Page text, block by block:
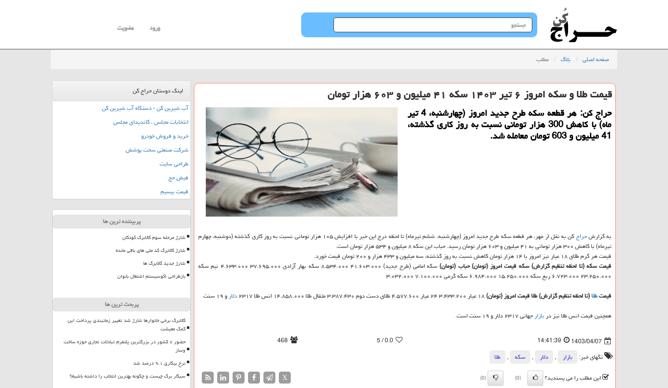
جستجو
در
ورود عضویت
صفحه اصلی بلاگ مطلب
قیمت طلا و سکه امروز ۶ تیر ۱۴۰۳ سکه ۴۱ میلیون و ۶۰۳ هزار تومان
حراج کن: هر قطعه سکه طرح جدید امروز (چهارشنبه، 4 تیر
ماه) با کاهش 300 هزار تومانی نسبت به روز کاری گذشته،
41 میلیون و 603 تومان معامله شد.
به گزارشحراج
کن به نقل از مهر، هر قطعه سکه طرح جدید امروز (چهارشنبه، ششم تیرماه) تا لحظه درج این خبر با افزایش ۱۰۵ هزار تومانی نسبت به روز کاری گذشته (دوشنبه، چهارم
تیرماه) با کاهش ۳۰۰ هزار تومانی به ۴۱ میلیون و ۶۰۳ هزار تومان رسید. حباب این سکه ۸ میلیون و ۵۳۴ هزار تومان است.
قیمت هر گرم طلای ۱۸ عیار نیز امروز با ۱۴ هزار تومان کاهش نسبت به روز گذشته، سه میلیون و ۴۳۳ هزار و ۲۰۰ تومان قیمت خورد.
قیمت سکه (تا لحظه تنظیم گزارش) سکه قیمت امروز (تومان) حباب (تومان)
سکه امامی (طرح جدید) ۴۱.۶۰۳.۰۰۰ ۸.۵۳۴.۰۰۰ سکه بهار آزادی ۳۷.۶۹۵.۰۰۰ ۴.۶۳۳.۰۰۰ نیم سکه
۲۳.۲۵۰.۰۰۰ ۶.۷۲۳.۰۰۰ ربع سکه ۱۵.۲۵۰.۰۰۰ ۶.۹۸۴.۰۰۰ سکه گرمی ۷.۱۰۰.۰۰۰ ۳.۰۳۲.۰۰۰
قیمتطلا(تا لحظه تنظیم گزارش)طلاقیمت امروز (تومان) دلارو ۱۹ سنت
همچنین قیمت انس طلا نیز دربازارجهانی ۲۳۱۷ دلار و ۱۹ سنت است.
1403/04/07
14:41:39
0.0
/ 5
468
تگهای خبر:
بازار , دلار , سكه ,
طلا
این مطلب را می پسندید؟
(0)
(0)
X
لینک دوستان حراج کن
آب شیرین کن - دستگاه آب شیرین کن
انتخابات مجلس ، کاندیدای مجلس
خرید و فروش خودرو
شرکت صنعتی سخت پوشش
طراحی سایت
فیش حج
قیمت بیسیم
پربیننده ترین ها
شارژ مرحله سوم کالابرگ کودکان
شارژ کالابرگ کد ملی های باقی مانده
شارژ جدید کالابرگ ها
بازطراحی اکوسیستم اشتغال بانوان
پربحث ترین ها
کالابرگ برخی خانوارها شارژ شد تغییر زمانبندی پرداخت این
کمک معیشت
حضور ۷ کشور در بزرگترین پلتفرم تبادلات تجاری حوزه ساخت
وساز
نرخ بیکاری ۹،۱ درصد شد
سیگار برگ چیست و چگونه بهترین انتخاب را داشته باشیم؟